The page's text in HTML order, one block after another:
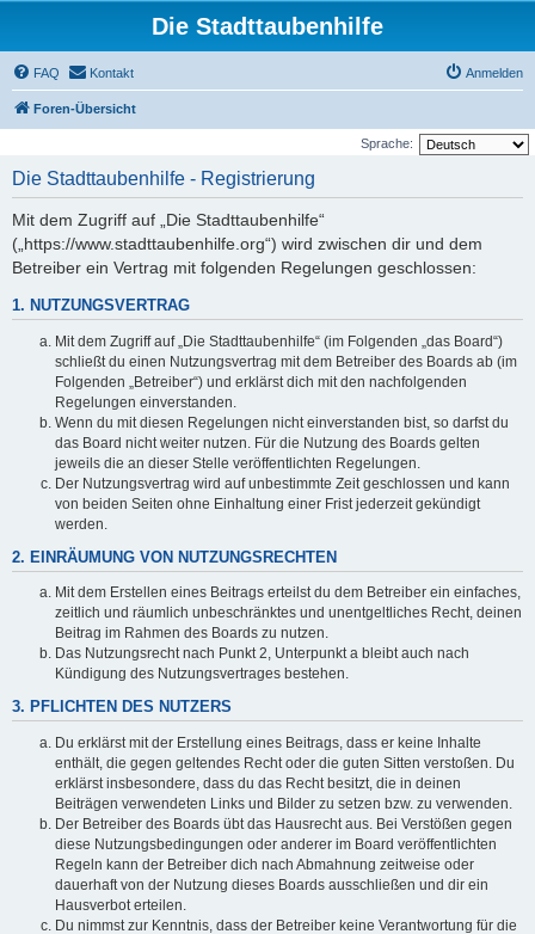
Die Stadttaubenhilfe
FAQ Kontakt Anmelden
Foren-Übersicht
Sprache:
Die Stadttaubenhilfe - Registrierung
Mit dem Zugriff auf „Die Stadttaubenhilfe“
(„https://www.stadttaubenhilfe.org“) wird zwischen dir und dem
Betreiber ein Vertrag mit folgenden Regelungen geschlossen:
1. NUTZUNGSVERTRAG
Mit dem Zugriff auf „Die Stadttaubenhilfe“ (im Folgenden „das Board“)
schließt du einen Nutzungsvertrag mit dem Betreiber des Boards ab (im
Folgenden „Betreiber“) und erklärst dich mit den nachfolgenden
Regelungen einverstanden.
Wenn du mit diesen Regelungen nicht einverstanden bist, so darfst du
das Board nicht weiter nutzen. Für die Nutzung des Boards gelten
jeweils die an dieser Stelle veröffentlichten Regelungen.
Der Nutzungsvertrag wird auf unbestimmte Zeit geschlossen und kann
von beiden Seiten ohne Einhaltung einer Frist jederzeit gekündigt
werden.
2. EINRÄUMUNG VON NUTZUNGSRECHTEN
Mit dem Erstellen eines Beitrags erteilst du dem Betreiber ein einfaches,
zeitlich und räumlich unbeschränktes und unentgeltliches Recht, deinen
Beitrag im Rahmen des Boards zu nutzen.
Das Nutzungsrecht nach Punkt 2, Unterpunkt a bleibt auch nach
Kündigung des Nutzungsvertrages bestehen.
3. PFLICHTEN DES NUTZERS
Du erklärst mit der Erstellung eines Beitrags, dass er keine Inhalte
enthält, die gegen geltendes Recht oder die guten Sitten verstoßen. Du
erklärst insbesondere, dass du das Recht besitzt, die in deinen
Beiträgen verwendeten Links und Bilder zu setzen bzw. zu verwenden.
Der Betreiber des Boards übt das Hausrecht aus. Bei Verstößen gegen
diese Nutzungsbedingungen oder anderer im Board veröffentlichten
Regeln kann der Betreiber dich nach Abmahnung zeitweise oder
dauerhaft von der Nutzung dieses Boards ausschließen und dir ein
Hausverbot erteilen.
Du nimmst zur Kenntnis, dass der Betreiber keine Verantwortung für die